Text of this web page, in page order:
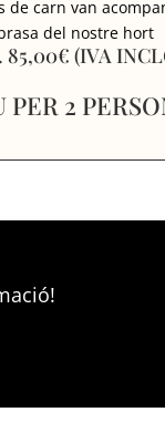
de carn van
del nostre hort
85,00€ (IVA
PER 2